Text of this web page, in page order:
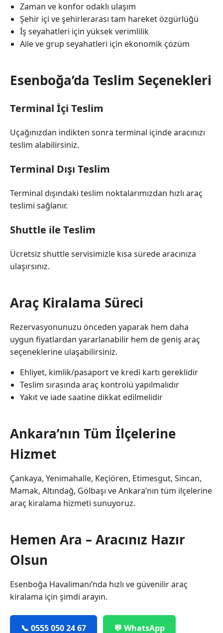
Zaman ve konfor odaklı ulaşım
Şehir içi ve şehirlerarası tam hareket özgürlüğü
İş seyahatleri için yüksek verimlilik
Aile ve grup seyahatleri için ekonomik çözüm
Esenboğa’da Teslim Seçenekleri
Terminal İçi Teslim
Uçağınızdan indikten sonra terminal içinde aracınızı
teslim alabilirsiniz.
Terminal Dışı Teslim
Terminal dışındaki teslim noktalarımızdan hızlı araç
teslimi sağlanır.
Shuttle ile Teslim
Ücretsiz shuttle servisimizle kısa sürede aracınıza
ulaşırsınız.
Araç Kiralama Süreci
Rezervasyonunuzu önceden yaparak hem daha
uygun fiyatlardan yararlanabilir hem de geniş araç
seçeneklerine ulaşabilirsiniz.
Ehliyet, kimlik/pasaport ve kredi kartı gereklidir
Teslim sırasında araç kontrolü yapılmalıdır
Yakıt ve iade saatine dikkat edilmelidir
Ankara’nın Tüm İlçelerine
Hizmet
Çankaya, Yenimahalle, Keçiören, Etimesgut, Sincan,
Mamak, Altındağ, Gölbaşı ve Ankara’nın tüm ilçelerine
araç kiralama hizmeti sunuyoruz.
Hemen Ara – Aracınız Hazır
Olsun
Esenboğa Havalimanı’nda hızlı ve güvenilir araç
kiralama için şimdi arayın.
📞 0555 050 24 67 💬 WhatsApp